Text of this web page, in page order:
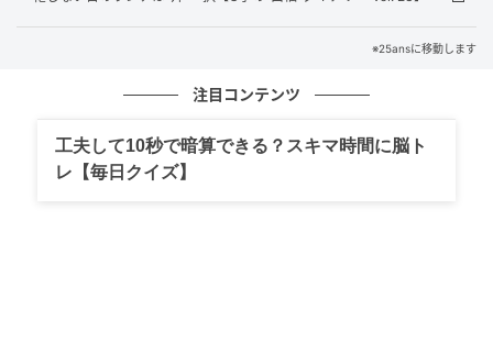
※25ansに移動します
注目コンテンツ
工夫して10秒で暗算できる？スキマ時間に脳ト
レ【毎日クイズ】